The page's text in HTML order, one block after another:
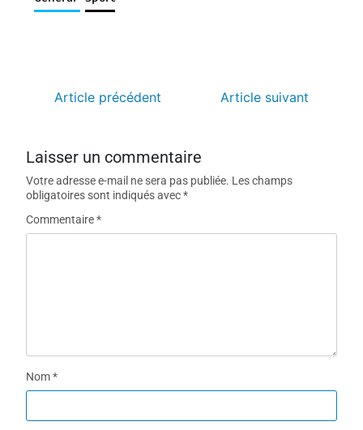
Article précédent Article suivant
Laisser un commentaire
Votre adresse e-mail ne sera pas publiée. Les champs
obligatoires sont indiqués avec*
Commentaire*
Nom*